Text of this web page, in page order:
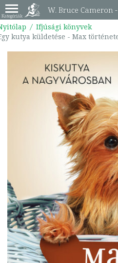
W. Bruce Cameron -
Egy kutya küldetése -
Max története -
Kölyökmese |
Ifjúsági könyvek
kutya küldetése - Max